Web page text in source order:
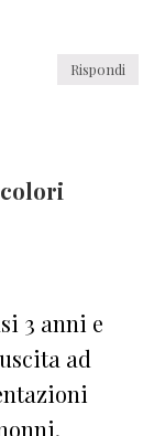
Rispondi
colori
3 anni e
ad